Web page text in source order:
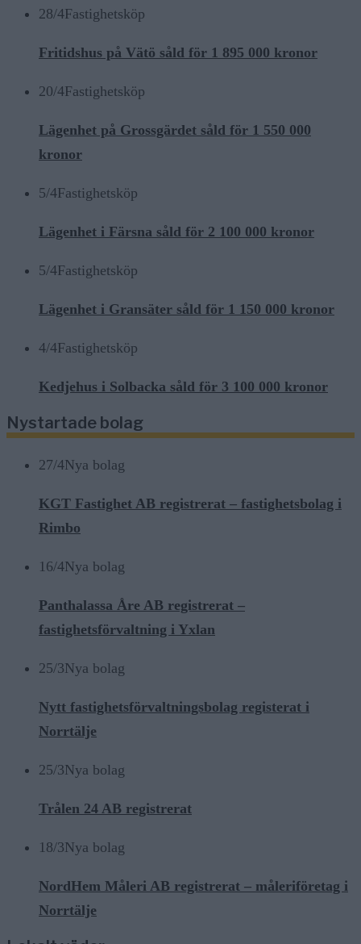
28/4Fastighetsköp
Fritidshus på Vätö såld för 1 895 000 kronor
20/4Fastighetsköp
Lägenhet på Grossgärdet såld för 1 550 000
kronor
5/4Fastighetsköp
Lägenhet i Färsna såld för 2 100 000 kronor
5/4Fastighetsköp
Lägenhet i Gransäter såld för 1 150 000 kronor
4/4Fastighetsköp
Kedjehus i Solbacka såld för 3 100 000 kronor
Nystartade bolag
27/4Nya bolag
KGT Fastighet AB registrerat – fastighetsbolag i
Rimbo
16/4Nya bolag
Panthalassa Åre AB registrerat –
fastighetsförvaltning i Yxlan
25/3Nya bolag
Nytt fastighetsförvaltningsbolag registerat i
Norrtälje
25/3Nya bolag
Trålen 24 AB registrerat
18/3Nya bolag
NordHem Måleri AB registrerat – måleriföretag i
Norrtälje